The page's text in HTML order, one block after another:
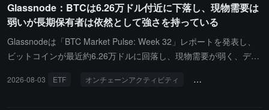
Glassnode：BTCは6.26万ドル付近に下落し、現物需要は
弱いが長期保有者は依然として強さを持っている
Glassnodeは「BTC Market Pulse: Week 32」レポートを発表し、
ビットコインが最近約6.26万ドルに回落し、現物需要が弱く、デリ
発度が増し、長期保有者の信頼とETFの資金流入が市場を支えてい
2026-08-03 ETF オンチェーンアクティビティ デリバティブ市場